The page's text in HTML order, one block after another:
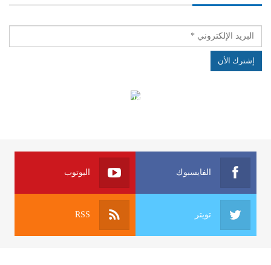
الهياكل الخاضعة لقانون النفاذ إلى المعلومة
الفايسبوك اليوتوب
تويتر RSS